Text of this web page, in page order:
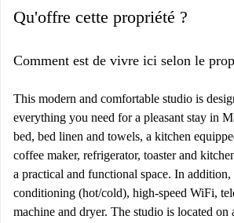
Qu'offre cette propriété ?
Comment est de vivre ici selon le
This modern and comfortable studio is
everything you need for a pleasant stay in
bed, bed linen and towels, a kitchen
coffee maker, refrigerator, toaster and
a practical and functional space. In addition,
conditioning (hot/cold), high-speed WiFi,
machine and dryer. The studio is located on